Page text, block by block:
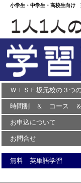
小学生・中学生・高校生向け
ＷＩＳＥ坂元校の３つ
時間割 ＆ コース
お申込について
お問合せ
無料 英単語学習